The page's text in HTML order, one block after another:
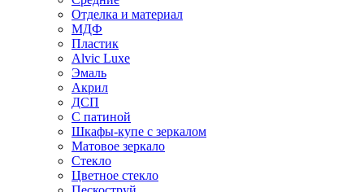
Отделка и материал
МДФ
Пластик
Alvic Luxe
Эмаль
Акрил
ДСП
С патиной
Шкафы-купе с зеркалом
Матовое зеркало
Стекло
Цветное стекло